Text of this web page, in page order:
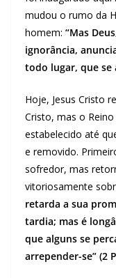
mudou o rumo da
homem: “Mas
ignorância,
todo lugar, que se
Hoje, Jesus Cristo
Cristo, mas o
estabelecido até
e removido.
sofredor, mas
vitoriosamente
retarda a sua
tardia; mas é
que alguns se
arrepender-se” (2